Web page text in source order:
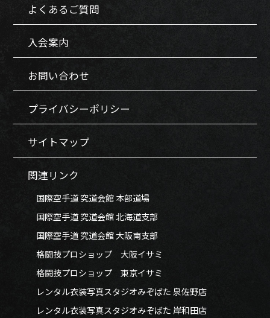
よくあるご質問
入会案内
お問い合わせ
プライバシーポリシー
サイトマップ
関連リンク
国際空手道 究道会館 本部道場
国際空手道 究道会館 北海道支部
国際空手道 究道会館 大阪南支部
格闘技プロショップ 大阪イサミ
格闘技プロショップ 東京イサミ
レンタル衣装写真スタジオみぞばた 泉佐野店
レンタル衣装写真スタジオみぞばた 岸和田店